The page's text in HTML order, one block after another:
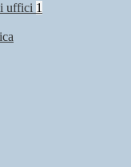
uffici 1